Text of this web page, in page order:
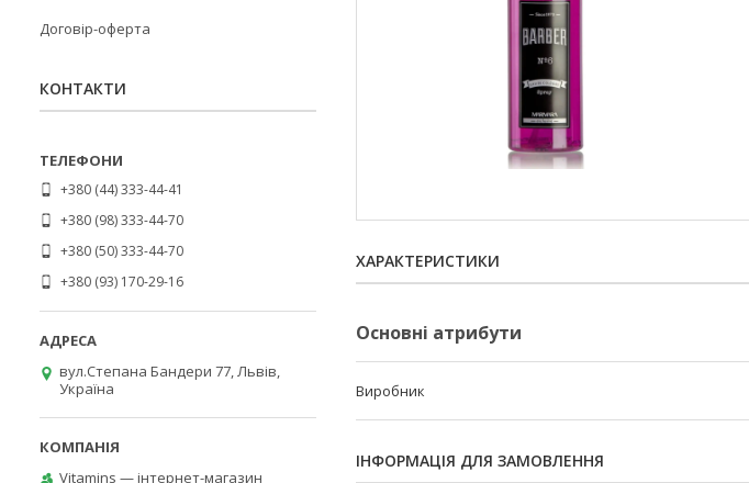
ХАРАКТЕРИСТИКИ
Основні атрибути
Виробник
ІНФОРМАЦІЯ ДЛЯ ЗАМОВЛЕННЯ
Договір-оферта
КОНТАКТИ
+380 (44) 333-44-41
+380 (98) 333-44-70
+380 (50) 333-44-70
+380 (93) 170-29-16
вул.Степана Бандери 77, Львів,
Україна
Vitamins — інтернет-магазин